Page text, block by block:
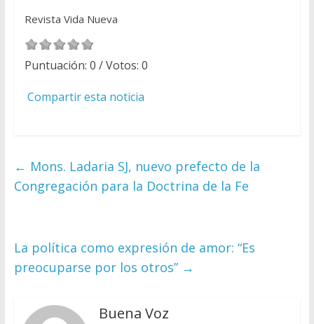
Revista Vida Nueva
Puntuación: 0 / Votos: 0
Compartir esta noticia
← Mons. Ladaria SJ, nuevo prefecto de la
Congregación para la Doctrina de la Fe
La política como expresión de amor: “Es
preocuparse por los otros” →
Buena Voz